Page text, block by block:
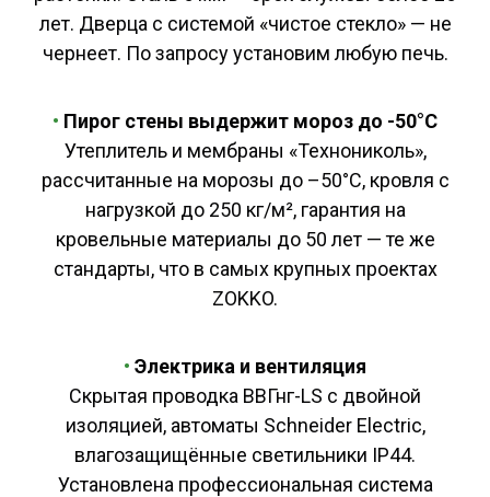
лет. Дверца с системой «чистое стекло» — не
чернеет. По запросу установим любую печь.
• Пирог стены выдержит мороз до -50°C
Утеплитель и мембраны «Технониколь»,
рассчитанные на морозы до –50°C, кровля с
нагрузкой до 250 кг/м², гарантия на
кровельные материалы до 50 лет — те же
стандарты, что в самых крупных проектах
ZOKKO.
• Электрика и вентиляция
Скрытая проводка ВВГнг-LS с двойной
изоляцией, автоматы Schneider Electric,
влагозащищённые светильники IP44.
Установлена профессиональная система